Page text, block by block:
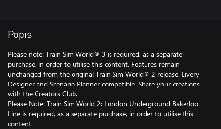
Popis
Please note: Train Sim World® 3 is required, as a separate
purchase, in order to utilise this content. Features remain
unchanged from the original Train Sim World® 2 release. Livery
Designer and Scenario Planner compatible. Share your creations
with the Creators Club.
Please Note: Train Sim World 2: London Underground Bakerloo
Line is required, as a separate purchase, in order to utilise this
content.